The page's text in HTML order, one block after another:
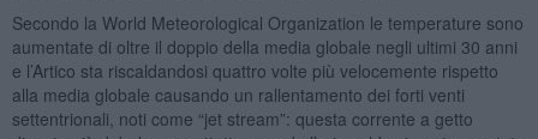
Secondo la World Meteorological Organization le temperature sono
aumentate di oltre il doppio della media globale negli ultimi 30 anni
e l’Artico sta riscaldandosi quattro volte più velocemente rispetto
alla media globale causando un rallentamento dei forti venti
settentrionali, noti come “jet stream”: questa corrente a getto